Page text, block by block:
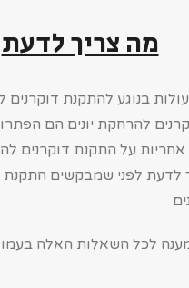
מה צריך לדעת
בנוגע להתקנת דוקרנים
להרחקת יונים הם
על התקנת דוקרנים
לדעת לפני שמבקשים התקנת
לכל השאלות האלה